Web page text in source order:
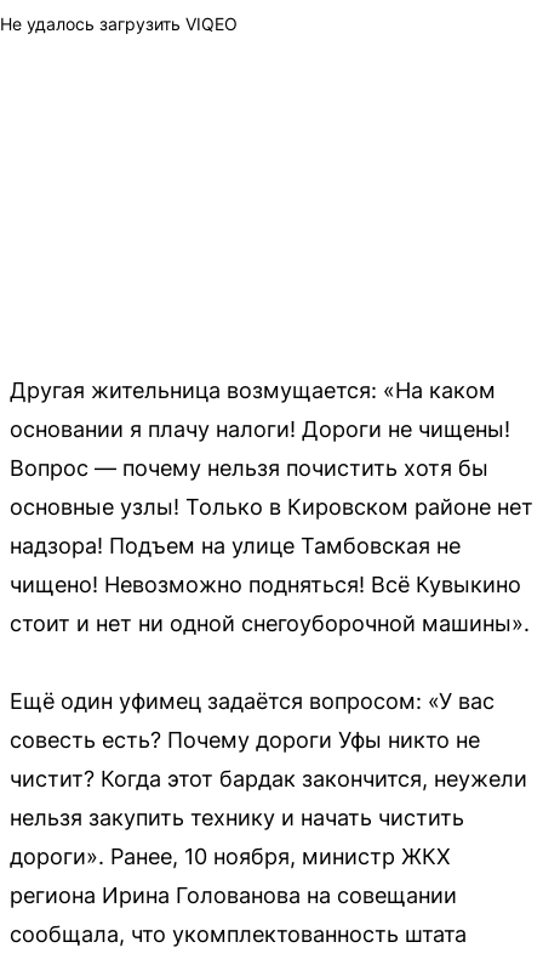
Не удалось загрузить VIQEO
Другая жительница возмущается: «На каком
основании я плачу налоги! Дороги не чищены!
Вопрос — почему нельзя почистить хотя бы
основные узлы! Только в Кировском районе нет
надзора! Подъем на улице Тамбовская не
чищено! Невозможно подняться! Всё Кувыкино
стоит и нет ни одной снегоуборочной машины».
Ещё один уфимец задаётся вопросом: «У вас
совесть есть? Почему дороги Уфы никто не
чистит? Когда этот бардак закончится, неужели
нельзя закупить технику и начать чистить
дороги». Ранее, 10 ноября, министр ЖКХ
региона Ирина Голованова на совещании
сообщала, что укомплектованность штата